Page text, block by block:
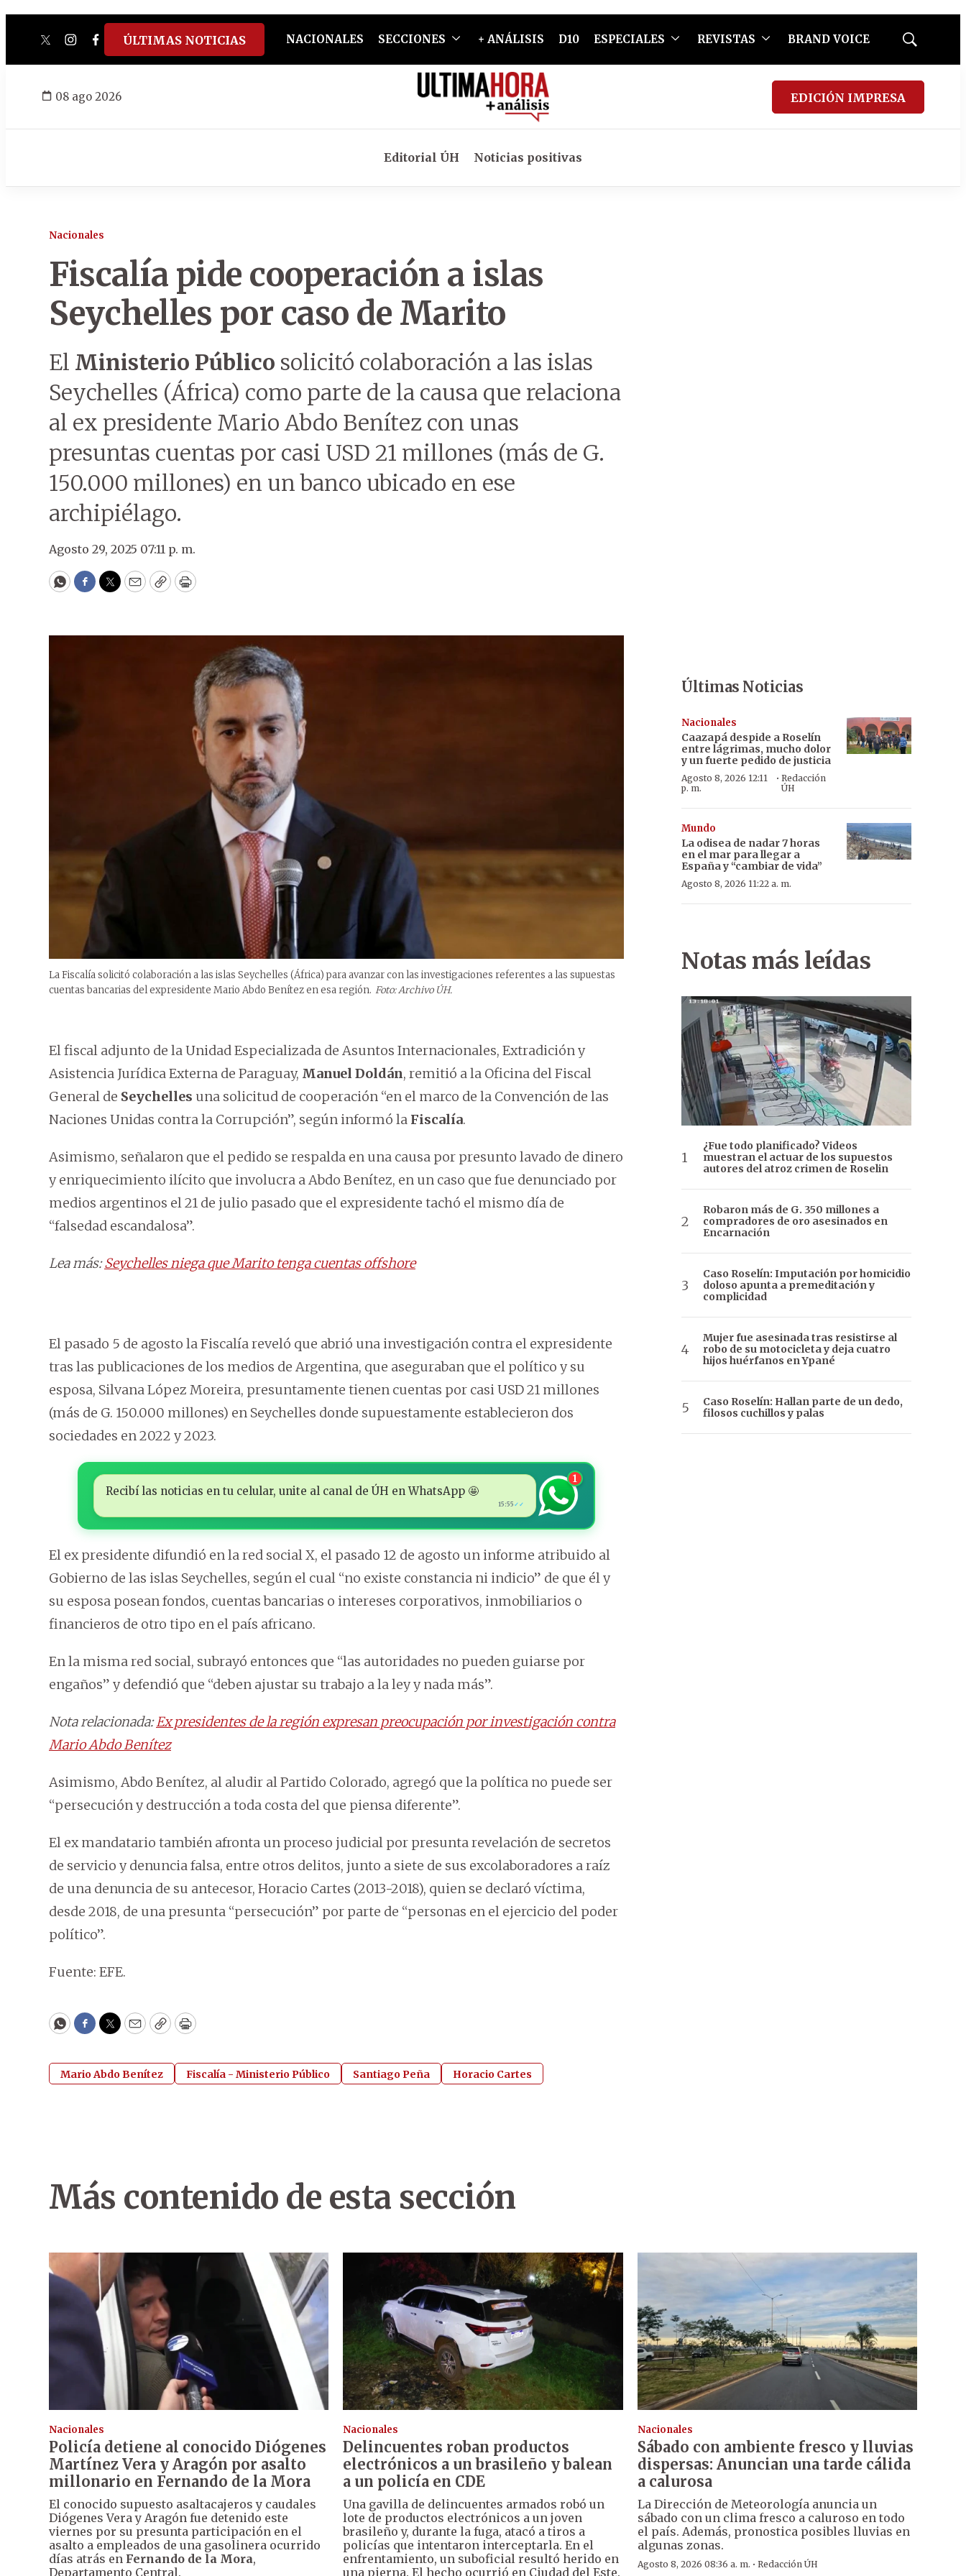
twitterinstagram
facebook
tiktokyoutube
spotify
ÚLTIMAS NOTICIAS NACIONALES SECCIONES + ANÁLISIS D10 ESPECIALES REVISTAS BRAND VOICE
Mostrar
08 ago 2026 EDICIÓN IMPRESA
Editorial ÚH Noticias positivas
Nacionales
Fiscalía pide cooperación a islas
Seychelles por caso de Marito
El Ministerio Público solicitó colaboración a las islas
Seychelles (África) como parte de la causa que relaciona
al ex presidente Mario Abdo Benítez con unas
presuntas cuentas por casi USD 21 millones (más de G.
150.000 millones) en un banco ubicado en ese
archipiélago.
Agosto 29, 2025 07:11 p. m.
WhatsApp
Facebook
Twitter
EmailCopyPrint
La Fiscalía solicitó colaboración a las islas Seychelles (África) para avanzar con las investigaciones referentes a las supuestas
cuentas bancarias del expresidente Mario Abdo Benítez en esa región. Foto: Archivo ÚH.
El fiscal adjunto de la Unidad Especializada de Asuntos Internacionales, Extradición y
Asistencia Jurídica Externa de Paraguay, Manuel Doldán, remitió a la Oficina del Fiscal
General de Seychelles una solicitud de cooperación “en el marco de la Convención de las
Naciones Unidas contra la Corrupción”, según informó la Fiscalía.
Asimismo, señalaron que el pedido se respalda en una causa por presunto lavado de dinero
y enriquecimiento ilícito que involucra a Abdo Benítez, en un caso que fue denunciado por
medios argentinos el 21 de julio pasado que el expresidente tachó el mismo día de
“falsedad escandalosa”.
Lea más:Seychelles niega que Marito tenga cuentas offshore
El pasado 5 de agosto la Fiscalía reveló que abrió una investigación contra el expresidente
tras las publicaciones de los medios de Argentina, que aseguraban que el político y su
esposa, Silvana López Moreira, presuntamente tienen cuentas por casi USD 21 millones
(más de G. 150.000 millones) en Seychelles donde supuestamente establecieron dos
sociedades en 2022 y 2023.
Recibí las noticias en tu celular, unite al canal de ÚH en WhatsApp 🤩
15:55 ✓✓
1
El ex presidente difundió en la red social X, el pasado 12 de agosto un informe atribuido al
Gobierno de las islas Seychelles, según el cual “no existe constancia ni indicio” de que él y
su esposa posean fondos, cuentas bancarias o intereses corporativos, inmobiliarios o
financieros de otro tipo en el país africano.
En la misma red social, subrayó entonces que “las autoridades no pueden guiarse por
engaños” y defendió que “deben ajustar su trabajo a la ley y nada más”.
Nota relacionada:Ex presidentes de la región expresan preocupación por investigación contra
Mario Abdo Benítez
Asimismo, Abdo Benítez, al aludir al Partido Colorado, agregó que la política no puede ser
“persecución y destrucción a toda costa del que piensa diferente”.
El ex mandatario también afronta un proceso judicial por presunta revelación de secretos
de servicio y denuncia falsa, entre otros delitos, junto a siete de sus excolaboradores a raíz
de una denuncia de su antecesor, Horacio Cartes (2013-2018), quien se declaró víctima,
desde 2018, de una presunta “persecución” por parte de “personas en el ejercicio del poder
político”.
Fuente: EFE.
WhatsApp
Facebook
Twitter
EmailCopyPrint
Mario Abdo Benítez Fiscalía - Ministerio Público Santiago Peña Horacio Cartes
Últimas Noticias
Nacionales
Caazapá despide a Roselín
entre lágrimas, mucho dolor
y un fuerte pedido de justicia
Agosto 8, 2026 12:11
p. m.
· Redacción
ÚH
Mundo
La odisea de nadar 7 horas
en el mar para llegar a
España y “cambiar de vida”
Agosto 8, 2026 11:22 a. m.
Notas más leídas
¿Fue todo planificado? Videos
muestran el actuar de los supuestos
autores del atroz crimen de Roselin
Robaron más de G. 350 millones a
compradores de oro asesinados en
Encarnación
Caso Roselín: Imputación por homicidio
doloso apunta a premeditación y
complicidad
Mujer fue asesinada tras resistirse al
robo de su motocicleta y deja cuatro
hijos huérfanos en Ypané
Caso Roselín: Hallan parte de un dedo,
filosos cuchillos y palas
Más contenido de esta sección
Nacionales
Policía detiene al conocido Diógenes
Martínez Vera y Aragón por asalto
millonario en Fernando de la Mora
El conocido supuesto asaltacajeros y caudales
Diógenes Vera y Aragón fue detenido este
viernes por su presunta participación en el
asalto a empleados de una gasolinera ocurrido
días atrás en Fernando de la Mora,
Departamento Central.
Nacionales
Delincuentes roban productos
electrónicos a un brasileño y balean
a un policía en CDE
Una gavilla de delincuentes armados robó un
lote de productos electrónicos a un joven
brasileño y, durante la fuga, atacó a tiros a
policías que intentaron interceptarla. En el
enfrentamiento, un suboficial resultó herido en
una pierna. El hecho ocurrió en Ciudad del Este.
Nacionales
Sábado con ambiente fresco y lluvias
dispersas: Anuncian una tarde cálida
a calurosa
La Dirección de Meteorología anuncia un
sábado con un clima fresco a caluroso en todo
el país. Además, pronostica posibles lluvias en
algunas zonas.
Agosto 8, 2026 08:36 a. m. · Redacción ÚH